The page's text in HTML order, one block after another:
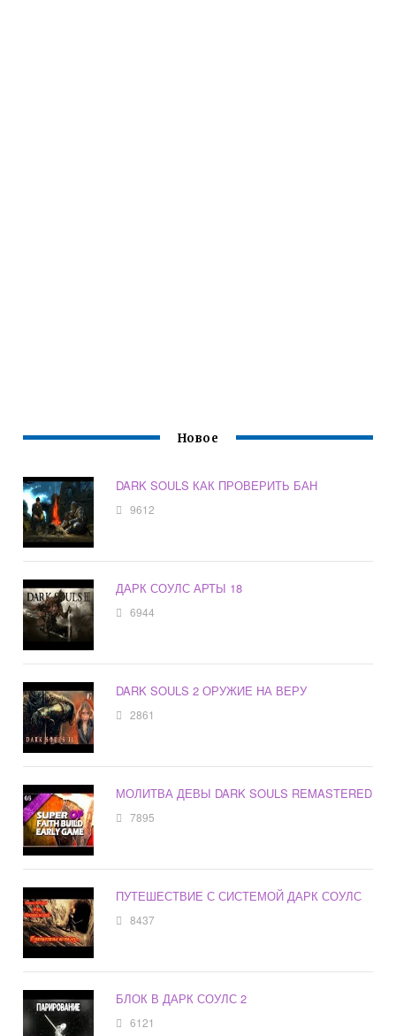
Новое
DARK SOULS КАК ПРОВЕРИТЬ БАН
9612
ДАРК СОУЛС АРТЫ 18
6944
DARK SOULS 2 ОРУЖИЕ НА ВЕРУ
2861
МОЛИТВА ДЕВЫ DARK SOULS REMASTERED
7895
ПУТЕШЕСТВИЕ С СИСТЕМОЙ ДАРК СОУЛС
8437
БЛОК В ДАРК СОУЛС 2
6121